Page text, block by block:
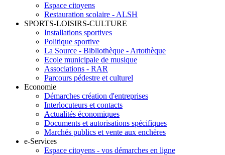
Espace citoyens
Restauration scolaire - ALSH
SPORTS-LOISIRS-CULTURE
Installations sportives
Politique sportive
La Source - Bibliothèque - Artothèque
Ecole municipale de musique
Associations - RAR
Parcours pédestre et culturel
Economie
Démarches création d'entreprises
Interlocuteurs et contacts
Actualités économiques
Documents et autorisations spécifiques
Marchés publics et vente aux enchères
e-Services
Espace citoyens - vos démarches en ligne